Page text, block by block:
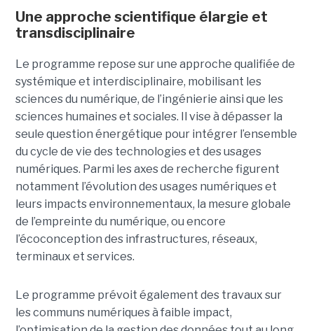
Une approche scientifique élargie et
transdisciplinaire
Le programme repose sur une approche qualifiée de
systémique et interdisciplinaire, mobilisant les
sciences du numérique, de l’ingénierie ainsi que les
sciences humaines et sociales. Il vise à dépasser la
seule question énergétique pour intégrer l’ensemble
du cycle de vie des technologies et des usages
numériques. Parmi les axes de recherche figurent
notamment l’évolution des usages numériques et
leurs impacts environnementaux, la mesure globale
de l’empreinte du numérique, ou encore
l’écoconception des infrastructures, réseaux,
terminaux et services.
Le programme prévoit également des travaux sur
les communs numériques à faible impact,